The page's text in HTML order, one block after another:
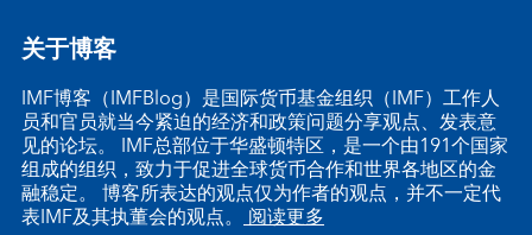
关于博客
IMF博客（IMFBlog）是国际货币基金组织（IMF）工作人
员和官员就当今紧迫的经济和政策问题分享观点、发表意
见的论坛。 IMF总部位于华盛顿特区，是一个由191个国家
组成的组织，致力于促进全球货币合作和世界各地区的金
融稳定。 博客所表达的观点仅为作者的观点，并不一定代
表IMF及其执董会的观点。 阅读更多